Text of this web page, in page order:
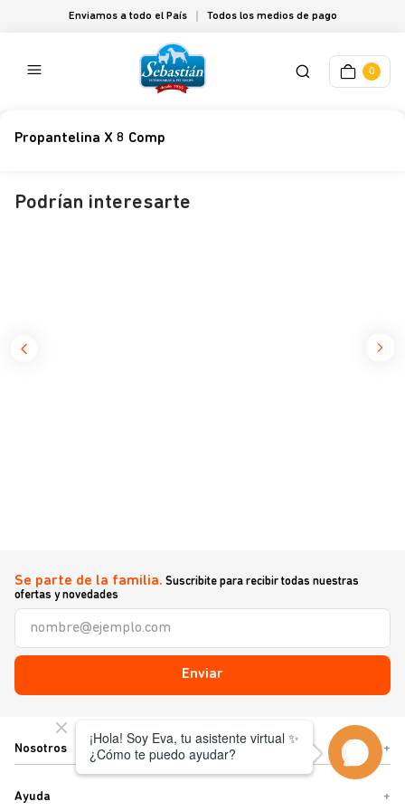
Enviamos a todo el País Todos los medios de pago
0
Propantelina X 8 Comp
Podrían interesarte
Se parte de la familia. Suscribite para recibir todas nuestras
ofertas y novedades
Enviar
Nosotros +
Ayuda +